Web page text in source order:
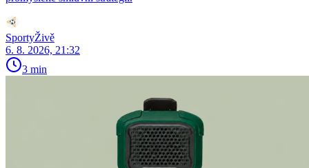
SportyŽivě
6. 8. 2026, 21:32
3 min